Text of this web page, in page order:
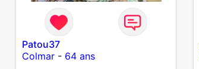
Patou37
Colmar- 64 ans